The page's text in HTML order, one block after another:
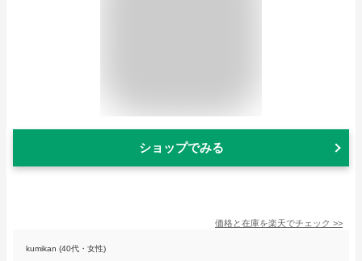
ショップでみる
価格と在庫を楽天でチェック >>
kumikan (40代・女性)